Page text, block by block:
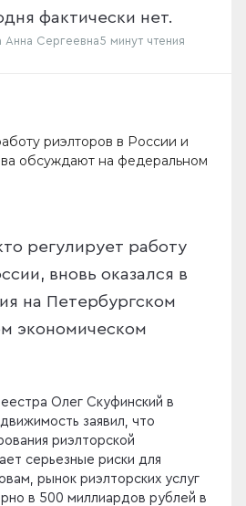
фактически нет.
Анна Сергеевна5 минут чтения
регулирует работу
вновь оказался в
на Петербургском
экономическом
Олег Скуфинский в
заявил, что
риэлторской
серьезные риски для
рынок риэлторских услуг
в 500 миллиардов рублей в